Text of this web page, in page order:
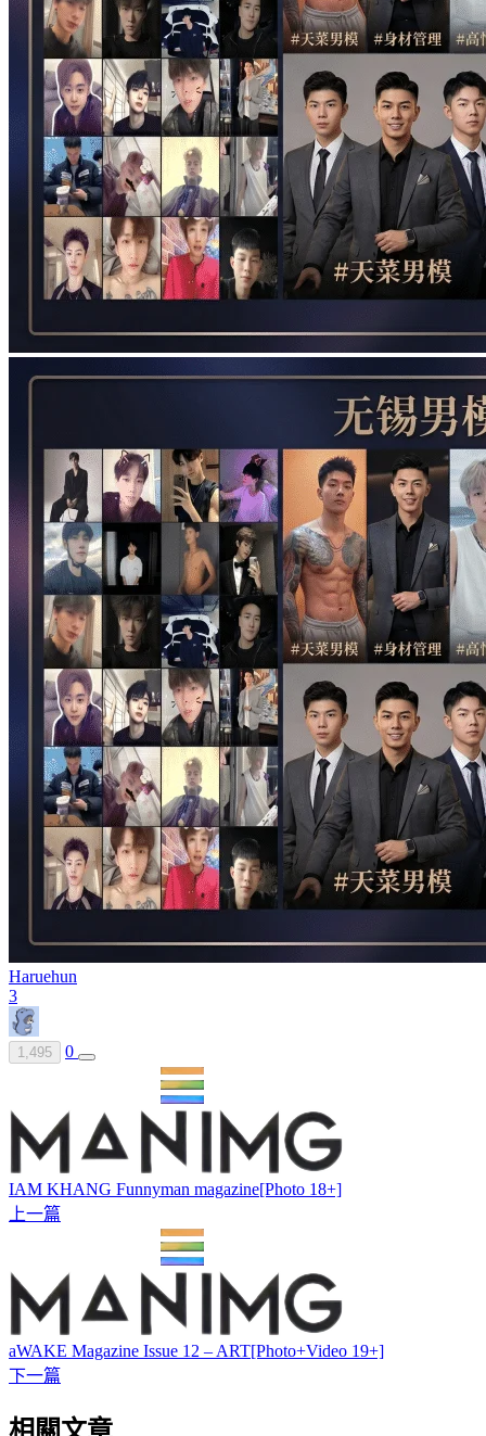
Haruehun
3
1,495 0
IAM KHANG Funnyman magazine[Photo 18+]
上一篇
aWAKE Magazine Issue 12 – ART[Photo+Video 19+]
下一篇
相關文章